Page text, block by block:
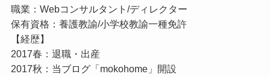
職業：Webコンサルタント/ディレクター
保有資格：養護教諭/小学校教諭一種免許
【経歴】
2017春：退職・出産
2017秋：当ブログ「mokohome」開設